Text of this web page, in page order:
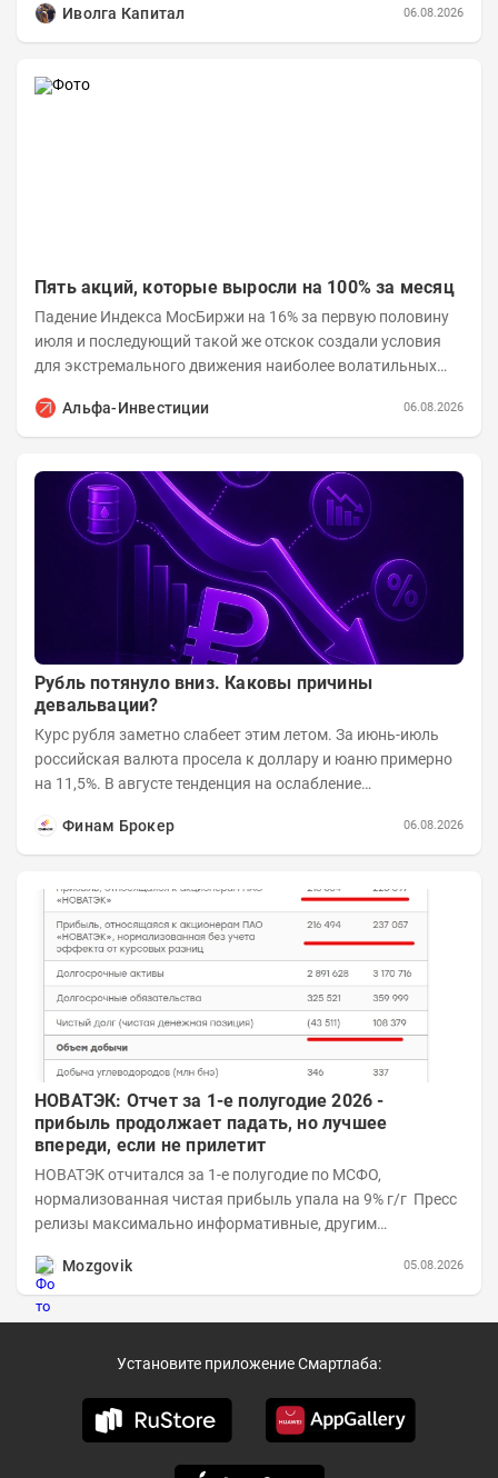
Иволга Капитал 06.08.2026
Пять акций, которые выросли на 100% за месяц
Падение Индекса МосБиржи на 16% за первую половину
июля и последующий такой же отскок создали условия
для экстремального движения наиболее волатильных
Альфа-Инвестиции
06.08.2026
Рубль потянуло вниз. Каковы причины
девальвации?
Курс рубля заметно слабеет этим летом. За июнь-июль
российская валюта просела к доллару и юаню примерно
на 11,5%. В августе тенденция на ослабление
Финам Брокер
06.08.2026
НОВАТЭК: Отчет за 1-е полугодие 2026 -
прибыль продолжает падать, но лучшее
впереди, если не прилетит
НОВАТЭК отчитался за 1-е полугодие по МСФО,
нормализованная чистая прибыль упала на 9% г/г Пресс
релизы максимально информативные, другим
Mozgovik
05.08.2026
Установите приложение Смартлаба: